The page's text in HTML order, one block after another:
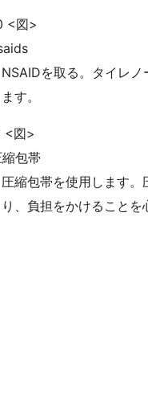
<図>
NSAIDを取る。タイレ
ます。
<図>
縮包帯
圧縮包帯を使用します
り、負担をかけることを